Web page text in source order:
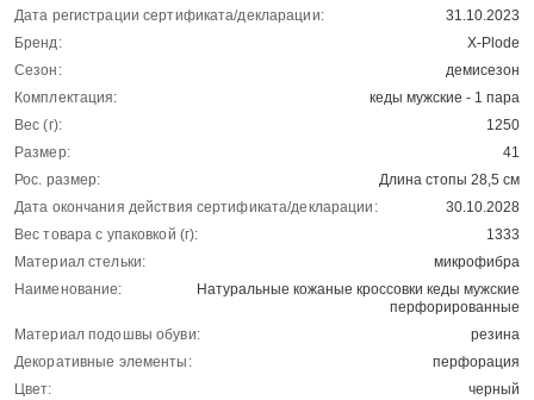
Дата регистрации сертификата/декларации:
31.10.2023
Бренд:
X-Plode
Сезон:
демисезон
Комплектация:
кеды мужские - 1 пара
Вес (г):
1250
Размер:
41
Рос. размер:
Длина стопы 28,5 см
Дата окончания действия сертификата/декларации:
30.10.2028
Вес товара с упаковкой (г):
1333
Материал стельки:
микрофибра
Наименование:
Натуральные кожаные кроссовки кеды мужские
перфорированные
Материал подошвы обуви:
резина
Декоративные элементы:
перфорация
Цвет:
черный